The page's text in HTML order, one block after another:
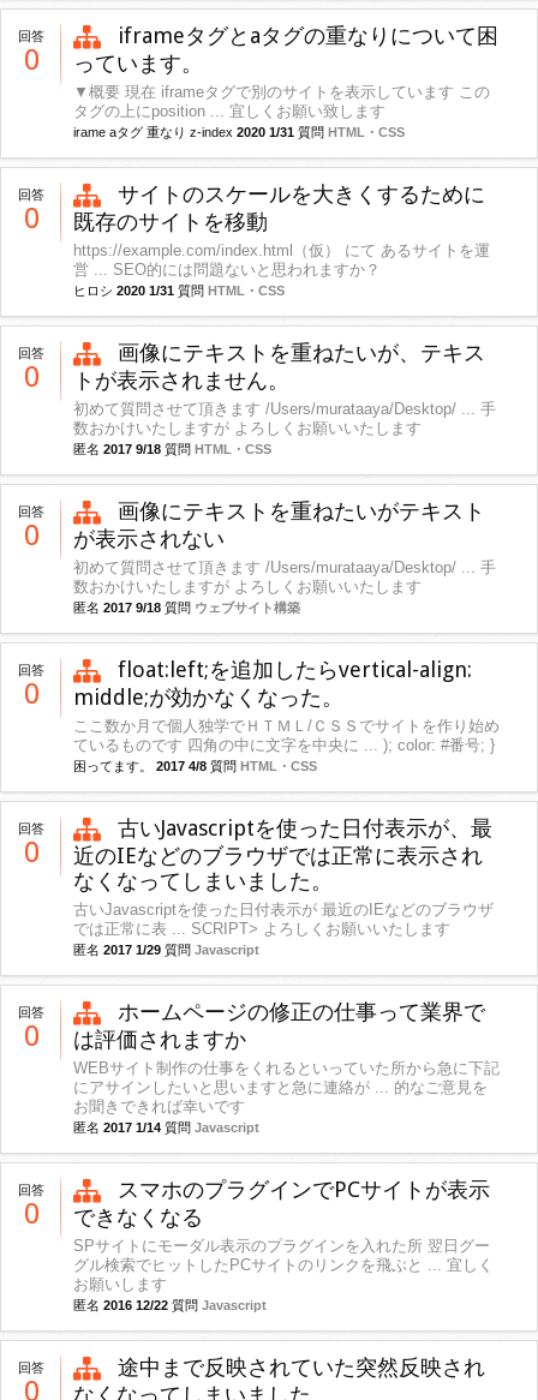
回答
0
iframeタグとaタグの重なりについて困
っています。
▼概要 現在 iframeタグで別のサイトを表示しています この
タグの上にposition ... 宜しくお願い致します
irame aタグ 重なり z-index 2020 1/31 質問 HTML・CSS
回答
0
サイトのスケールを大きくするために
既存のサイトを移動
https://example.com/index.html（仮） にて あるサイトを運
営 ... SEO的には問題ないと思われますか？
ヒロシ 2020 1/31 質問 HTML・CSS
回答
0
画像にテキストを重ねたいが、テキス
トが表示されません。
初めて質問させて頂きます /Users/murataaya/Desktop/ ... 手
数おかけいたしますが よろしくお願いいたします
匿名 2017 9/18 質問 HTML・CSS
回答
0
画像にテキストを重ねたいがテキスト
が表示されない
初めて質問させて頂きます /Users/murataaya/Desktop/ ... 手
数おかけいたしますが よろしくお願いいたします
匿名 2017 9/18 質問 ウェブサイト構築
回答
0
float:left;を追加したらvertical-align:
middle;が効かなくなった。
ここ数か月で個人独学でＨＴＭＬ/ＣＳＳでサイトを作り始め
ているものです 四角の中に文字を中央に ... ); color: #番号; }
困ってます。 2017 4/8 質問 HTML・CSS
回答
0
古いJavascriptを使った日付表示が、最
近のIEなどのブラウザでは正常に表示され
なくなってしまいました。
古いJavascriptを使った日付表示が 最近のIEなどのブラウザ
では正常に表 ... SCRIPT> よろしくお願いいたします
匿名 2017 1/29 質問 Javascript
回答
0
ホームページの修正の仕事って業界で
は評価されますか
WEBサイト制作の仕事をくれるといっていた所から急に下記
にアサインしたいと思いますと急に連絡が ... 的なご意見を
お聞きできれば幸いです
匿名 2017 1/14 質問 Javascript
回答
0
スマホのプラグインでPCサイトが表示
できなくなる
SPサイトにモーダル表示のプラグインを入れた所 翌日グー
グル検索でヒットしたPCサイトのリンクを飛ぶと ... 宜しく
お願いします
匿名 2016 12/22 質問 Javascript
回答
0
途中まで反映されていた突然反映され
なくなってしまいました。